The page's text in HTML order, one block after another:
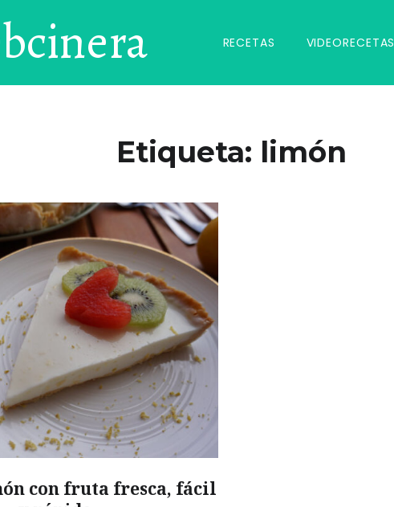
RECETAS VIDEORECETAS
Etiqueta: limón
con fruta fresca, fácil